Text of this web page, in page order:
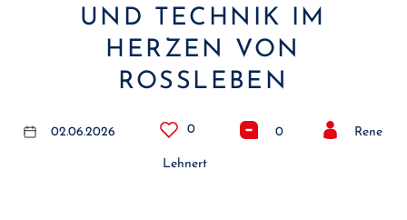
UND TECHNIK IM
HERZEN VON
ROSSLEBEN
02.06.2026 0 0 Rene
Lehnert